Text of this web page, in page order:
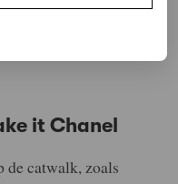
it Chanel
de catwalk, zoals